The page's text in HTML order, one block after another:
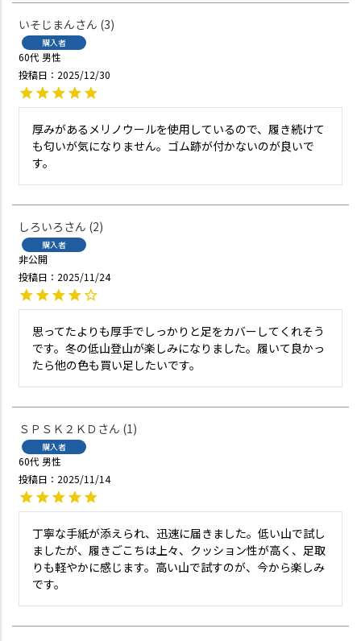
いそじまん 3
購入者
60代 男性
投稿日
2025/12/30
厚みがあるメリノウールを使用しているので、履き続けて
も匂いが気になりません。ゴム跡が付かないのが良いで
す。
しろいろ 2
購入者
非公開
投稿日
2025/11/24
思ってたよりも厚手でしっかりと足をカバーしてくれそう
です。冬の低山登山が楽しみになりました。履いて良かっ
たら他の色も買い足したいです。
ＳＰＳＫ２ＫＤ 1
購入者
60代 男性
投稿日
2025/11/14
丁寧な手紙が添えられ、迅速に届きました。低い山で試し
ましたが、履きごこちは上々、クッション性が高く、足取
りも軽やかに感じます。高い山で試すのが、今から楽しみ
です。